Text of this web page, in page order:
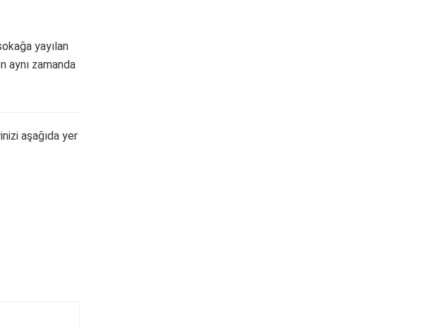
yayılan
aynı zamanda
aşağıda yer